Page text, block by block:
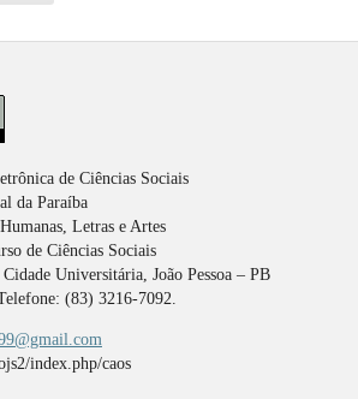
de Ciências Sociais
da Paraíba
Letras e Artes
de Ciências Sociais
Universitária, João Pessoa – PB
(83) 3216-7092.
index.php/caos